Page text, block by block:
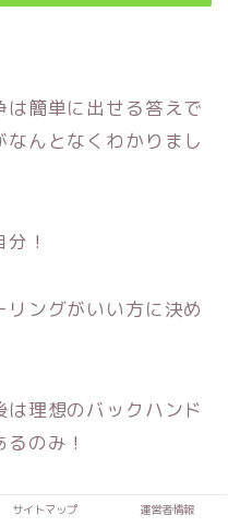
は簡単に出せる答えで
なんとなくわかりまし
！
ングがいい方に決め
は理想のバックハンド
のみ！
サイトマップ 運営者情報